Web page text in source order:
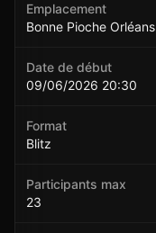
Emplacement
Bonne Pioche Orléans
Date de début
09/06/2026 20:30
Format
Blitz
Participants max
23